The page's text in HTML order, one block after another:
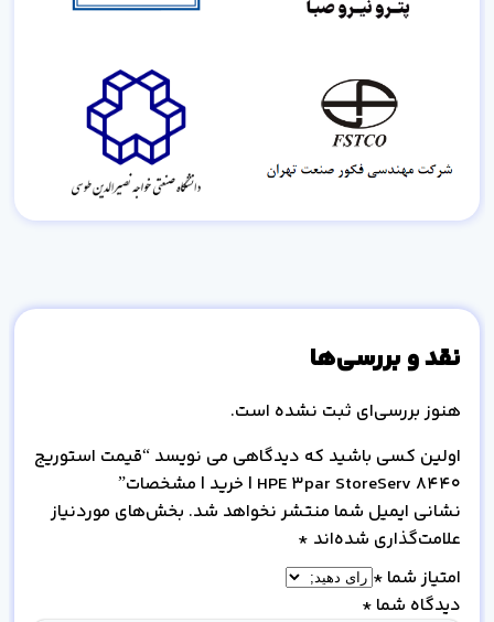
نقد و بررسی‌ها
هنوز بررسی‌ای ثبت نشده است.
اولین کسی باشید که دیدگاهی می نویسد “قیمت استوریج
HPE 3par StoreServ 8440 | خرید | مشخصات”
نشانی ایمیل شما منتشر نخواهد شد. بخش‌های موردنیاز
علامت‌گذاری شده‌اند *
امتیاز شما *
دیدگاه شما *